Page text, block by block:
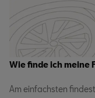
Wie finde ich meine
Am einfachsten